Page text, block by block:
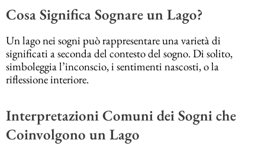
Cosa Significa Sognare un Lago?
Un lago nei sogni può rappresentare una varietà di
significati a seconda del contesto del sogno. Di solito,
simboleggia l’inconscio, i sentimenti nascosti, o la
riflessione interiore.
Interpretazioni Comuni dei Sogni che
Coinvolgono un Lago